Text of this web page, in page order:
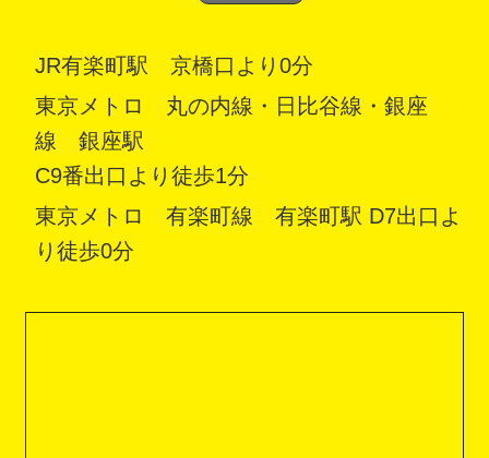
JR有楽町駅 京橋口より0分
東京メトロ 丸の内線・日比谷線・銀座
線 銀座駅
C9番出口より徒歩1分
東京メトロ 有楽町線 有楽町駅 D7出口よ
り徒歩0分